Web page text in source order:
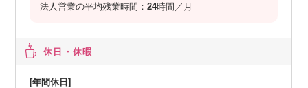
法人営業の平均残業時間：24時間／月
休日・休暇
[年間休日]